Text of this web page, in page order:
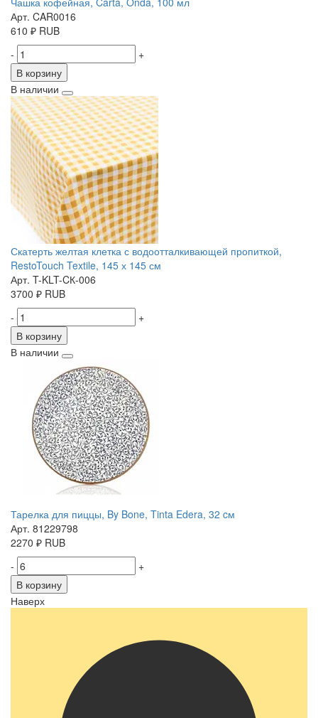
Арт. CAR0016
610 ₽ RUB
-
+
В корзину
В наличии
Скатерть желтая клетка с водоотталкивающей пропиткой,
RestoTouch Textile, 145 х 145 см
Арт. T-KLT-CК-006
3700 ₽ RUB
-
+
В корзину
В наличии
Тарелка для пиццы, By Bone, Tinta Edera, 32 cм
Арт. 81229798
2270 ₽ RUB
-
+
В корзину
Наверх